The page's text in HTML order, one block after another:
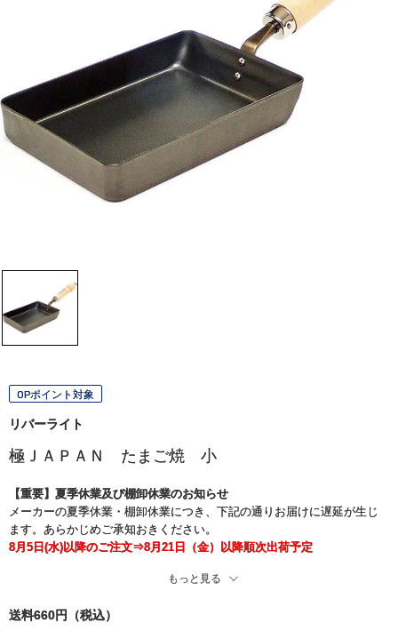
OPポイント対象
リバーライト
極ＪＡＰＡＮ たまご焼 小
【重要】夏季休業及び棚卸休業のお知らせ
メーカーの夏季休業・棚卸休業につき、下記の通りお届けに遅延が生じ
ます。あらかじめご承知おきください。
8月5日(水)以降のご注文⇒8月21日（金）以降順次出荷予定
※また、現在、一部の地域でお荷物のお届け中止と遅れが生じておりま
お客さまには大変ご迷惑をお掛けいたしますが、何卒ご了承くださいま
もっと見る
送料660円（税込）